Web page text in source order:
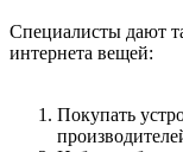
Специалисты дают
интернета вещей:
Покупать